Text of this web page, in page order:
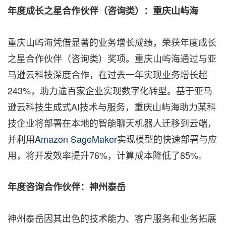
年度成长之星合作伙伴（咨询类）：重庆山屿海
重庆山屿海凭借显著的业务增长成绩，荣获年度成长
之星合作伙伴（咨询类）奖项。重庆山屿海通过与亚
马逊云科技深度合作，在过去一年实现业务增长超
243%，助力逾百家企业实现数字化转型。基于亚马
逊云科技生成式AI技术与服务，重庆山屿海助力某科
技企业将部署在本地的智能聊天机器人迁移到云端，
并利用Amazon SageMaker实现模型的快速部署与应
用，将开发效率提升76%，计算成本降低了85%。
年度咨询合作伙伴：神州泰岳
神州泰岳因其出色的技术能力、客户服务和业务拓展